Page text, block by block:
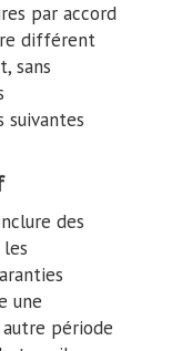
par accord
différent
sans
suivantes
des
une
période